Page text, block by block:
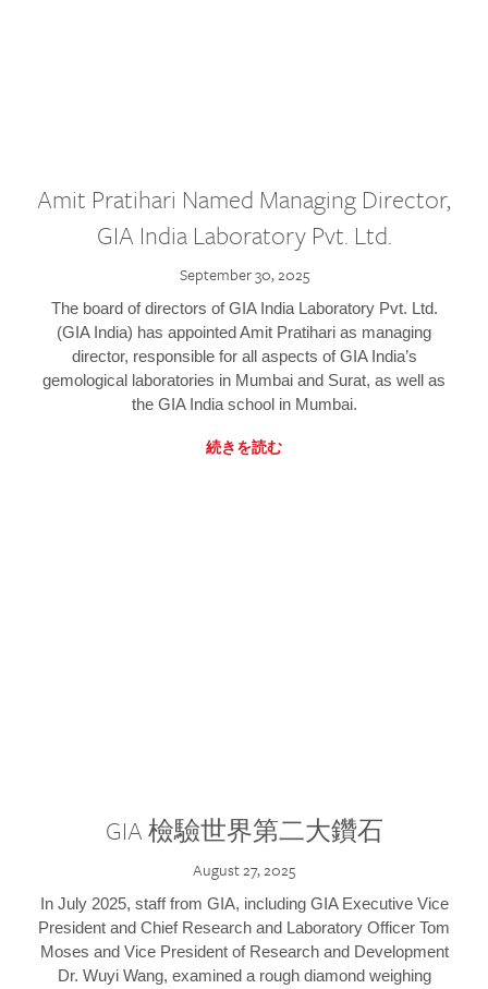
Amit Pratihari Named Managing Director,
GIA India Laboratory Pvt. Ltd.
September 30, 2025
The board of directors of GIA India Laboratory Pvt. Ltd.
(GIA India) has appointed Amit Pratihari as managing
director, responsible for all aspects of GIA India’s
gemological laboratories in Mumbai and Surat, as well as
the GIA India school in Mumbai.
続きを読む
GIA 檢驗世界第二大鑽石
August 27, 2025
In July 2025, staff from GIA, including GIA Executive Vice
President and Chief Research and Laboratory Officer Tom
Moses and Vice President of Research and Development
Dr. Wuyi Wang, examined a rough diamond weighing